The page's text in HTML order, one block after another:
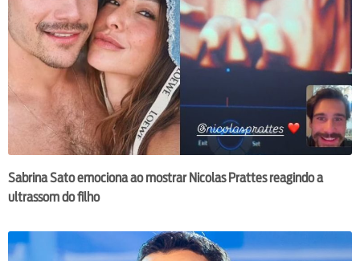
Sabrina Sato emociona ao mostrar Nicolas Prattes reagindo a
ultrassom do filho